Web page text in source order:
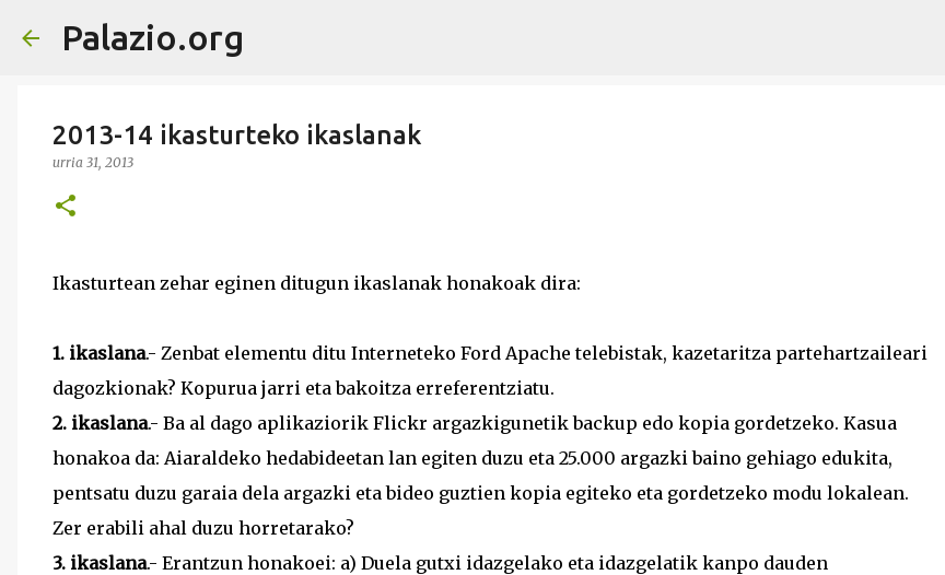
Palazio.org
2013-14 ikasturteko ikaslanak
urria 31, 2013
Ikasturtean zehar eginen ditugun ikaslanak honakoak dira:
1. ikaslana.- Zenbat elementu ditu Interneteko Ford Apache telebistak, kazetaritza partehartzaileari
dagozkionak? Kopurua jarri eta bakoitza erreferentziatu.
2. ikaslana.- Ba al dago aplikaziorik Flickr argazkigunetik backup edo kopia gordetzeko. Kasua
honakoa da: Aiaraldeko hedabideetan lan egiten duzu eta 25.000 argazki baino gehiago edukita,
pentsatu duzu garaia dela argazki eta bideo guztien kopia egiteko eta gordetzeko modu lokalean.
Zer erabili ahal duzu horretarako?
3. ikaslana.- Erantzun honakoei: a) Duela gutxi idazgelako eta idazgelatik kanpo dauden